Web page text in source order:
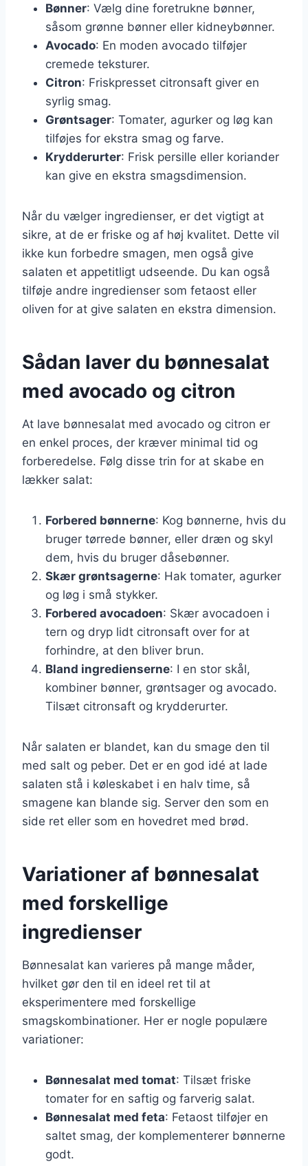
Bønner: Vælg dine foretrukne bønner,
såsom grønne bønner eller kidneybønner.
Avocado: En moden avocado tilføjer
cremede teksturer.
Citron: Friskpresset citronsaft giver en
syrlig smag.
Grøntsager: Tomater, agurker og løg kan
tilføjes for ekstra smag og farve.
Krydderurter: Frisk persille eller koriander
kan give en ekstra smagsdimension.
Når du vælger ingredienser, er det vigtigt at
sikre, at de er friske og af høj kvalitet. Dette vil
ikke kun forbedre smagen, men også give
salaten et appetitligt udseende. Du kan også
tilføje andre ingredienser som fetaost eller
oliven for at give salaten en ekstra dimension.
Sådan laver du bønnesalat
med avocado og citron
At lave bønnesalat med avocado og citron er
en enkel proces, der kræver minimal tid og
forberedelse. Følg disse trin for at skabe en
lækker salat:
Forbered bønnerne: Kog bønnerne, hvis du
bruger tørrede bønner, eller dræn og skyl
dem, hvis du bruger dåsebønner.
Skær grøntsagerne: Hak tomater, agurker
og løg i små stykker.
Forbered avocadoen: Skær avocadoen i
tern og dryp lidt citronsaft over for at
forhindre, at den bliver brun.
Bland ingredienserne: I en stor skål,
kombiner bønner, grøntsager og avocado.
Tilsæt citronsaft og krydderurter.
Når salaten er blandet, kan du smage den til
med salt og peber. Det er en god idé at lade
salaten stå i køleskabet i en halv time, så
smagene kan blande sig. Server den som en
side ret eller som en hovedret med brød.
Variationer af bønnesalat
med forskellige
ingredienser
Bønnesalat kan varieres på mange måder,
hvilket gør den til en ideel ret til at
eksperimentere med forskellige
smagskombinationer. Her er nogle populære
variationer:
Bønnesalat med tomat: Tilsæt friske
tomater for en saftig og farverig salat.
Bønnesalat med feta: Fetaost tilføjer en
saltet smag, der komplementerer bønnerne
godt.